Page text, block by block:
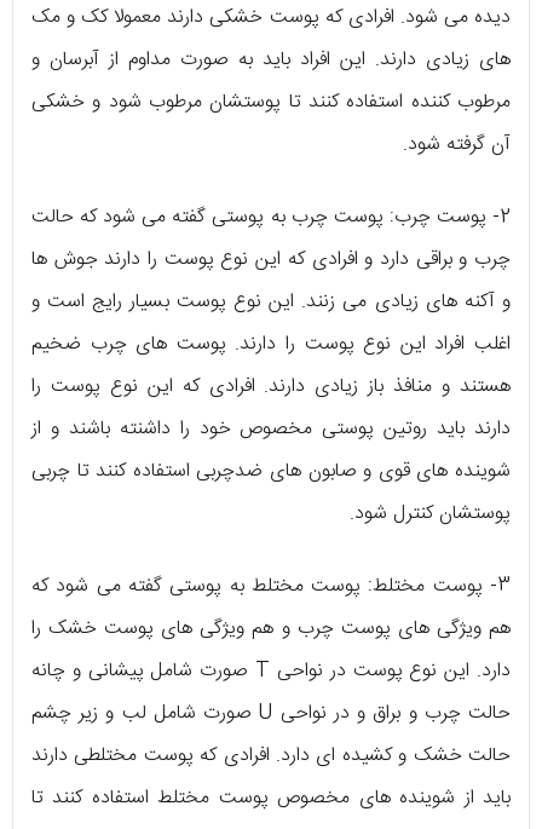
دیده می شود. افرادی که پوست خشکی دارند معمولا کک و مک
های زیادی دارند. این افراد باید به صورت مداوم از آبرسان و
مرطوب کننده استفاده کنند تا پوستشان مرطوب شود و خشکی
آن گرفته شود.
2- پوست چرب: پوست چرب به پوستی گفته می شود که حالت
چرب و براقی دارد و افرادی که این نوع پوست را دارند جوش ها
و آکنه های زیادی می زنند. این نوع پوست بسیار رایج است و
اغلب افراد این نوع پوست را دارند. پوست های چرب ضخیم
هستند و منافذ باز زیادی دارند. افرادی که این نوع پوست را
دارند باید روتین پوستی مخصوص خود را داشنته باشند و از
شوینده های قوی و صابون های ضدچربی استفاده کنند تا چربی
پوستشان کنترل شود.
3- پوست مختلط: پوست مختلط به پوستی گفته می شود که
هم ویژگی های پوست چرب و هم ویژگی های پوست خشک را
دارد. این نوع پوست در نواحی T صورت شامل پیشانی و چانه
حالت چرب و براق و در نواحی U صورت شامل لب و زیر چشم
حالت خشک و کشیده ای دارد. افرادی که پوست مختلطی دارند
باید از شوینده های مخصوص پوست مختلط استفاده کنند تا